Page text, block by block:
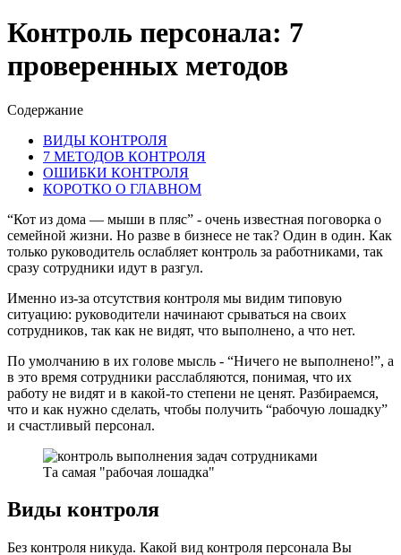
Контроль персонала: 7
проверенных методов
Содержание
ВИДЫ КОНТРОЛЯ
7 МЕТОДОВ КОНТРОЛЯ
ОШИБКИ КОНТРОЛЯ
КОРОТКО О ГЛАВНОМ
“Кот из дома — мыши в пляс” - очень известная поговорка о
семейной жизни. Но разве в бизнесе не так? Один в один. Как
только руководитель ослабляет контроль за работниками, так
сразу сотрудники идут в разгул.
Именно из-за отсутствия контроля мы видим типовую
ситуацию: руководители начинают срываться на своих
сотрудников, так как не видят, что выполнено, а что нет.
По умолчанию в их голове мысль - “Ничего не выполнено!”, а
в это время сотрудники расслабляются, понимая, что их
работу не видят и в какой-то степени не ценят. Разбираемся,
что и как нужно сделать, чтобы получить “рабочую лошадку”
и счастливый персонал.
Та самая "рабочая лошадка"
Виды контроля
Без контроля никуда. Какой вид контроля персонала Вы